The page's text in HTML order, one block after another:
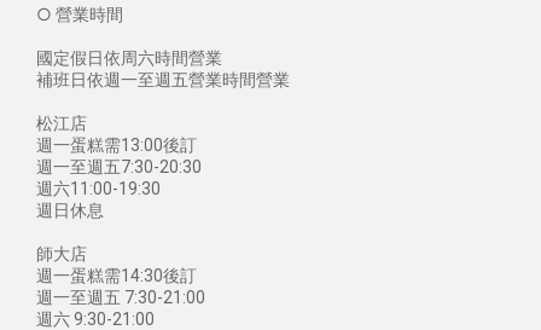
○ 營業時間
國定假日依周六時間營業
補班日依週一至週五營業時間營業
松江店
週一蛋糕需13:00後訂
週一至週五7:30-20:30
週六11:00-19:30
週日休息
師大店
週一蛋糕需14:30後訂
週一至週五 7:30-21:00
週六 9:30-21:00